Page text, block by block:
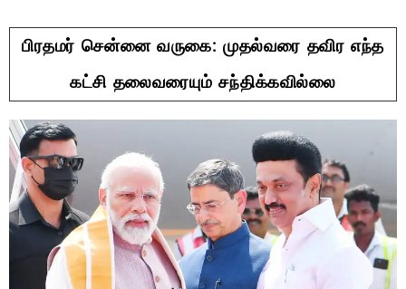
பிரதமர் சென்னை வருகை: முதல்வரை தவிர எந்த
கட்சி தலைவரையும் சந்திக்கவில்லை